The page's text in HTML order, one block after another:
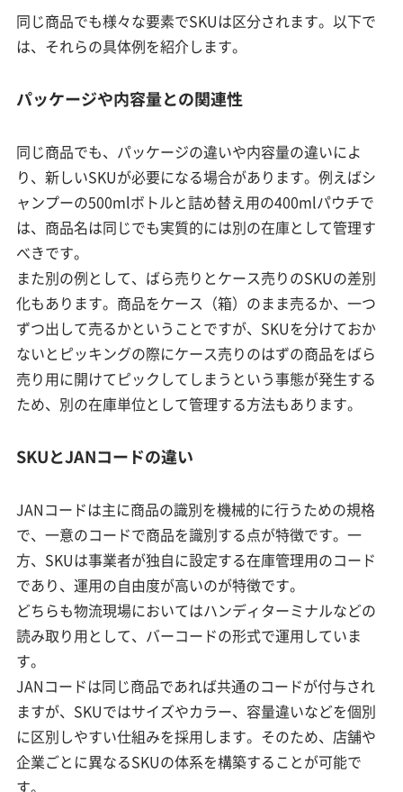
同じ商品でも様々な要素でSKUは区分されます。以下で
は、それらの具体例を紹介します。
パッケージや内容量との関連性
同じ商品でも、パッケージの違いや内容量の違いによ
り、新しいSKUが必要になる場合があります。例えばシ
ャンプーの500mlボトルと詰め替え用の400mlパウチで
は、商品名は同じでも実質的には別の在庫として管理す
べきです。
また別の例として、ばら売りとケース売りのSKUの差別
化もあります。商品をケース（箱）のまま売るか、一つ
ずつ出して売るかということですが、SKUを分けておか
ないとピッキングの際にケース売りのはずの商品をばら
売り用に開けてピックしてしまうという事態が発生する
ため、別の在庫単位として管理する方法もあります。
SKUとJANコードの違い
JANコードは主に商品の識別を機械的に行うための規格
で、一意のコードで商品を識別する点が特徴です。一
方、SKUは事業者が独自に設定する在庫管理用のコード
であり、運用の自由度が高いのが特徴です。
どちらも物流現場においてはハンディターミナルなどの
読み取り用として、バーコードの形式で運用していま
す。
JANコードは同じ商品であれば共通のコードが付与され
ますが、SKUではサイズやカラー、容量違いなどを個別
に区別しやすい仕組みを採用します。そのため、店舗や
企業ごとに異なるSKUの体系を構築することが可能で
す。